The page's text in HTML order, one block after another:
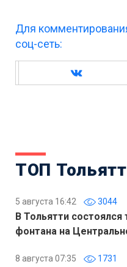
Для
соц-сеть:
ТОП
5 августа 16:42 3044
В Тольятти состоялся
фонтана на
8 августа 07:35 1731